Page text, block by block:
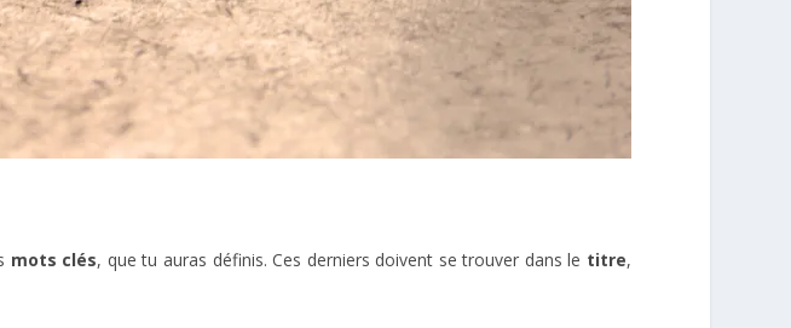
mots clés, que tu auras définis. Ces derniers doivent se trouver dans le titre,